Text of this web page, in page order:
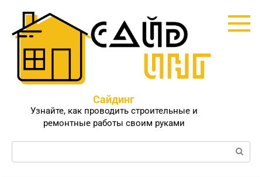
контенту
Сайдинг
Узнайте, как проводить строительные и
ремонтные работы своим руками
Поиск: